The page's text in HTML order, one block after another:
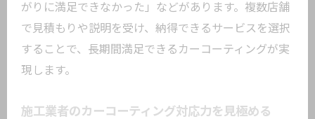
がりに満足できなかった」などがあります。複数店舗
で見積もりや説明を受け、納得できるサービスを選択
することで、長期間満足できるカーコーティングが実
現します。
施工業者のカーコーティング対応力を見極める